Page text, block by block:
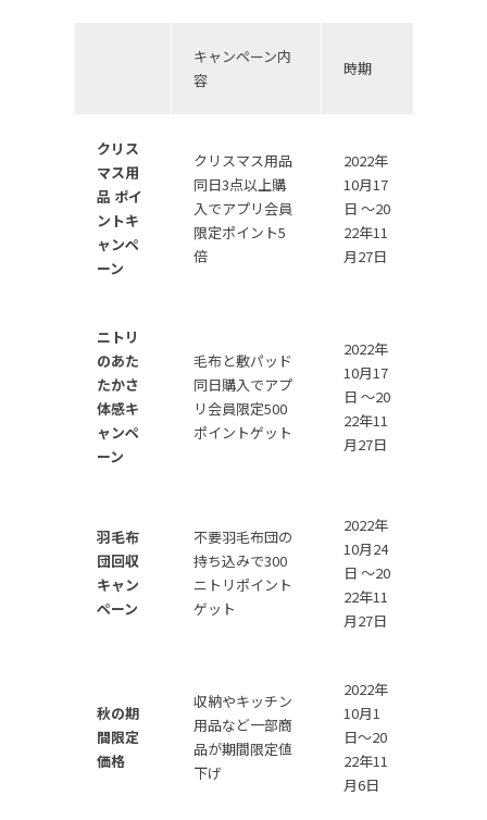
キャンペーン内
容
時期
クリス
マス用
品 ポイ
ントキ
ャンペ
ーン
クリスマス用品
同日3点以上購
入でアプリ会員
限定ポイント5
倍
2022年
10月17
日 ～20
22年11
月27日
ニトリ
のあた
たかさ
体感キ
ャンペ
ーン
毛布と敷パッド
同日購入でアプ
リ会員限定500
ポイントゲット
2022年
10月17
日 ～20
22年11
月27日
羽毛布
団回収
キャン
ペーン
不要羽毛布団の
持ち込みで300
ニトリポイント
ゲット
2022年
10月24
日 ～20
22年11
月27日
秋の期
間限定
価格
収納やキッチン
用品など一部商
品が期間限定値
下げ
2022年
10月1
日〜20
22年11
月6日